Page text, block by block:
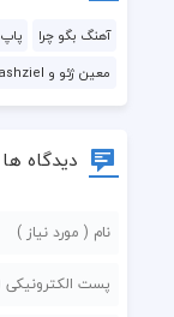
آهنگ بگو چرا پاپ
معین ژئو و Arashziel
دیدگاه ها